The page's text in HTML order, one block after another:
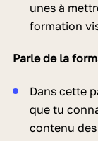
unes à
formation
Parle de la
Dans cette
que tu
contenu